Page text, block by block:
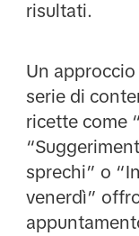
risultati.
Un
serie di
ricette come
sprechi” o
venerdì”